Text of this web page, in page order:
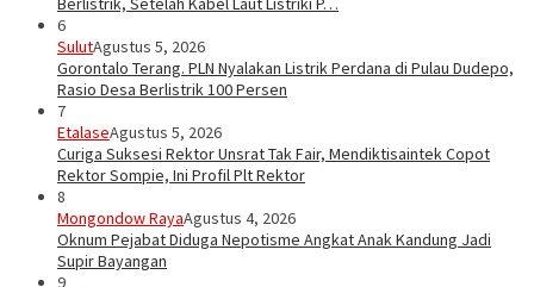
6
SulutAgustus 5, 2026
Gorontalo Terang. PLN Nyalakan Listrik Perdana di Pulau Dudepo,
Rasio Desa Berlistrik 100 Persen
7
EtalaseAgustus 5, 2026
Curiga Suksesi Rektor Unsrat Tak Fair, Mendiktisaintek Copot
Rektor Sompie, Ini Profil Plt Rektor
8
Mongondow RayaAgustus 4, 2026
Oknum Pejabat Diduga Nepotisme Angkat Anak Kandung Jadi
Supir Bayangan
9